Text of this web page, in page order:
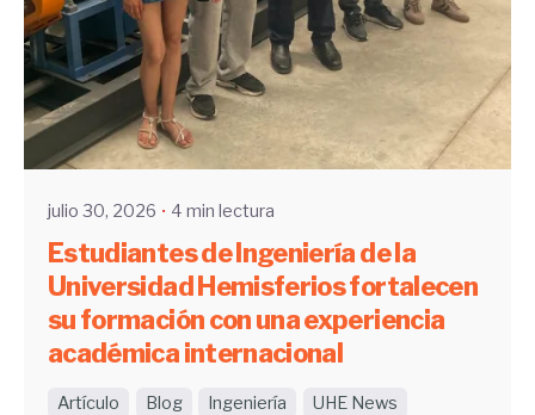
Enviado por
UHE
julio 30, 2026 4 min lectura
Estudiantes de Ingeniería de la
Universidad Hemisferios fortalecen
su formación con una experiencia
académica internacional
Artículo Blog Ingeniería UHE News